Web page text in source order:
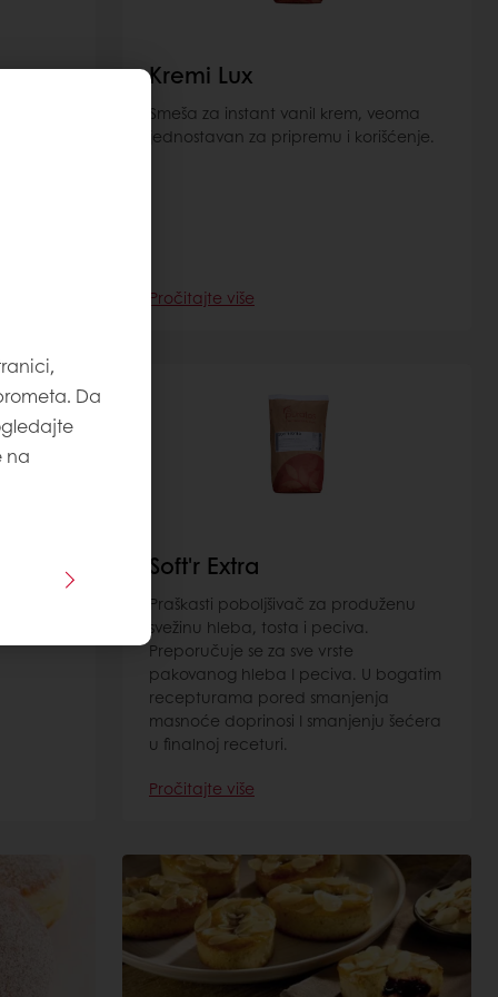
Kremi Lux
Smeša za instant vanil krem, veoma
jednostavan za pripremu i korišćenje.
Pročitajte više
Soft'r Extra
Praškasti poboljšivač za produženu
svežinu hleba, tosta i peciva.
Preporučuje se za sve vrste
pakovanog hleba I peciva. U bogatim
recepturama pored smanjenja
masnoće doprinosi I smanjenju šećera
u finalnoj receturi.
Pročitajte više
Da
na